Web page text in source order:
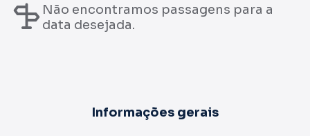
Não encontramos passagens para a
data desejada.
Informações gerais